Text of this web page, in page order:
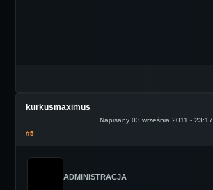
kurkusmaximus
Napisany 03 września 2011 - 23:17
#5
ADMINISTRACJA